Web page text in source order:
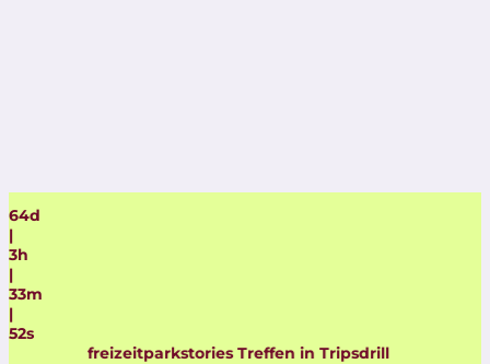
64d
|
3h
|
33m
|
52s
freizeitparkstories Treffen in Tripsdrill